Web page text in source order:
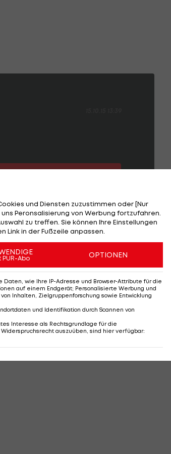
und Diensten zuzustimmen oder [Nur
uns Peronsalisierung von Werbung fortzufahren.
zu treffen. Sie können Ihre Einstellungen
Link in der Fußzeile anpassen.
Abo OPTIONEN
wie Ihre IP-Adresse und Browser-Attribute für die
auf einem Endgerät; Personalisierte Werbung und
Inhalten, Zielgruppenforschung sowie Entwicklung
und Identifikation durch Scannen von
Interesse als Rechtsgrundlage für die
auszuüben, sind hier verfügbar: